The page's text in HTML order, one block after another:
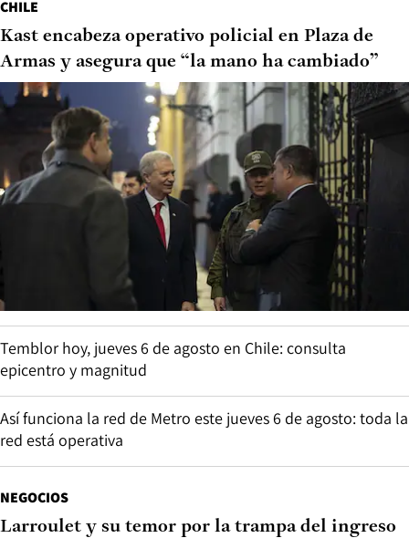
CHILE
Kast encabeza operativo policial en Plaza de
Armas y asegura que “la mano ha cambiado”
Temblor hoy, jueves 6 de agosto en Chile: consulta
epicentro y magnitud
Así funciona la red de Metro este jueves 6 de agosto: toda la
red está operativa
NEGOCIOS
Larroulet y su temor por la trampa del ingreso